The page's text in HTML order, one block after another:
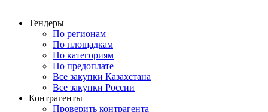
Тендеры
По регионам
По площадкам
По категориям
По предоплате
Все закупки Казахстана
Все закупки России
Контрагенты
Проверить контрагента